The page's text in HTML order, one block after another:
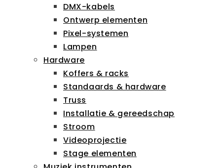
DMX-kabels
Ontwerp elementen
Pixel-systemen
Lampen
Hardware
Koffers & racks
Standaards & hardware
Truss
Installatie & gereedschap
Stroom
Videoprojectie
Stage elementen